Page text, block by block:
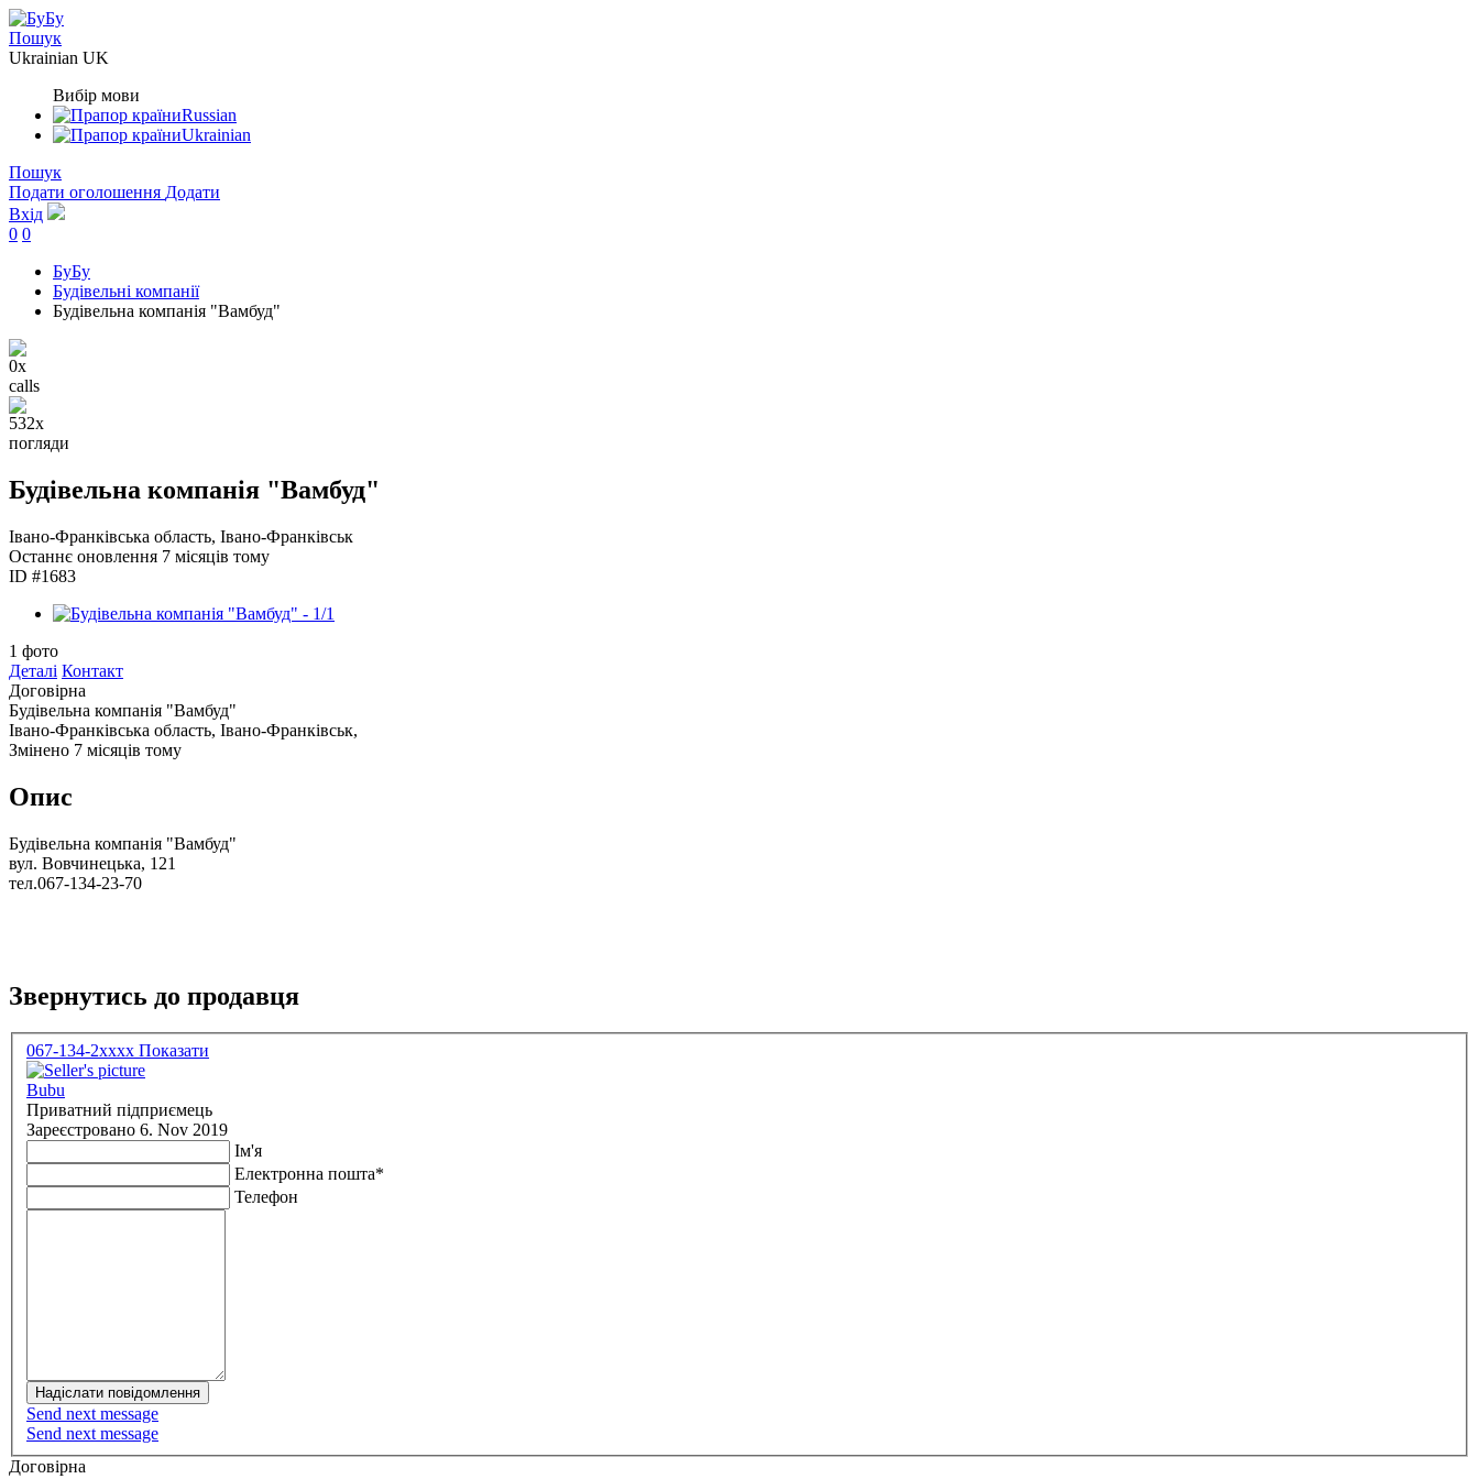
Пошук
Ukrainian UK
Вибір мови
Russian
Ukrainian
Пошук
Подати оголошення Додати
Вхід
0 0
БуБу
Будівельні компанії
Будівельна компанія "Вамбуд"
0x
calls
532x
погляди
Будівельна компанія "Вамбуд"
Івано-Франківська область, Івано-Франківськ
Останнє оновлення 7 місяців тому
ID #1683
1 фото
Деталі Контакт
Договірна
Будівельна компанія "Вамбуд"
Івано-Франківська область, Івано-Франківськ,
Змінено 7 місяців тому
Опис
Будівельна компанія "Вамбуд"
вул. Вовчинецька, 121
тел.067-134-23-70
Звернутись до продавця
067-134-2xxxx Показати
Bubu
Приватний підприємець
Зареєстровано 6. Nov 2019
Ім'я
Електронна пошта*
Телефон
Надіслати повідомлення
Send next message
Send next message
Договірна